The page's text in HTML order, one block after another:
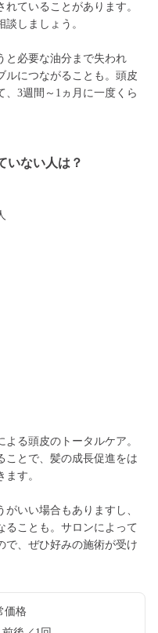
ていることがあります。
しましょう。
と必要な油分まで失われ
ルにつながることも。頭皮
3週間～1ヵ月に一度くら
いない人は？
る頭皮のトータルケア。
ことで、髪の成長促進をは
す。
いい場合もありますし、
ることも。サロンによって
で、ぜひ好みの施術が受け
価格